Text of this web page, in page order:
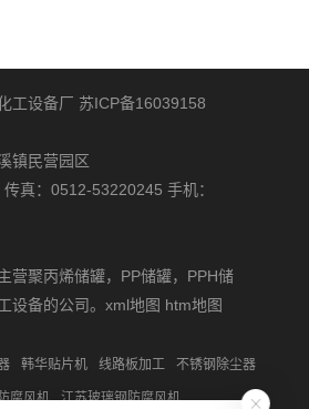
工设备厂 苏ICP备16039158
镇民营园区
真：0512-53220245 手机：
营聚丙烯储罐， PP储罐， PPH储
设备的公司。xml地图 htm地图
韩华贴片机 线路板加工 不锈钢除尘器
腐风机 江苏玻璃钢防腐风机